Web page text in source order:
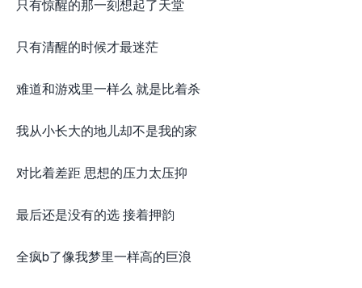
只有惊醒的那一刻想起了天堂
只有清醒的时候才最迷茫
难道和游戏里一样么 就是比着杀
我从小长大的地儿却不是我的家
对比着差距 思想的压力太压抑
最后还是没有的选 接着押韵
全疯b了像我梦里一样高的巨浪